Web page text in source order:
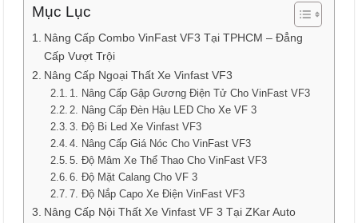
Mục Lục
Nâng Cấp Combo VinFast VF3 Tại TPHCM – Đẳng
Cấp Vượt Trội
Nâng Cấp Ngoại Thất Xe Vinfast VF3
1. Nâng Cấp Gập Gương Điện Tử Cho VinFast VF3
2. Nâng Cấp Đèn Hậu LED Cho Xe VF 3
3. Độ Bi Led Xe Vinfast VF3
4. Nâng Cấp Giá Nóc Cho VinFast VF3
5. Độ Mâm Xe Thể Thao Cho VinFast VF3
6. Độ Mặt Calang Cho VF 3
7. Độ Nắp Capo Xe Điện VinFast VF3
Nâng Cấp Nội Thất Xe Vinfast VF 3 Tại ZKar Auto